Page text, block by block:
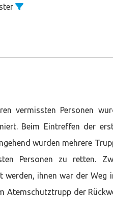
vermissten Personen
Beim Eintreffen der
wurden mehrere
Personen zu retten.
ihnen war der Weg
Atemschutztrupp der